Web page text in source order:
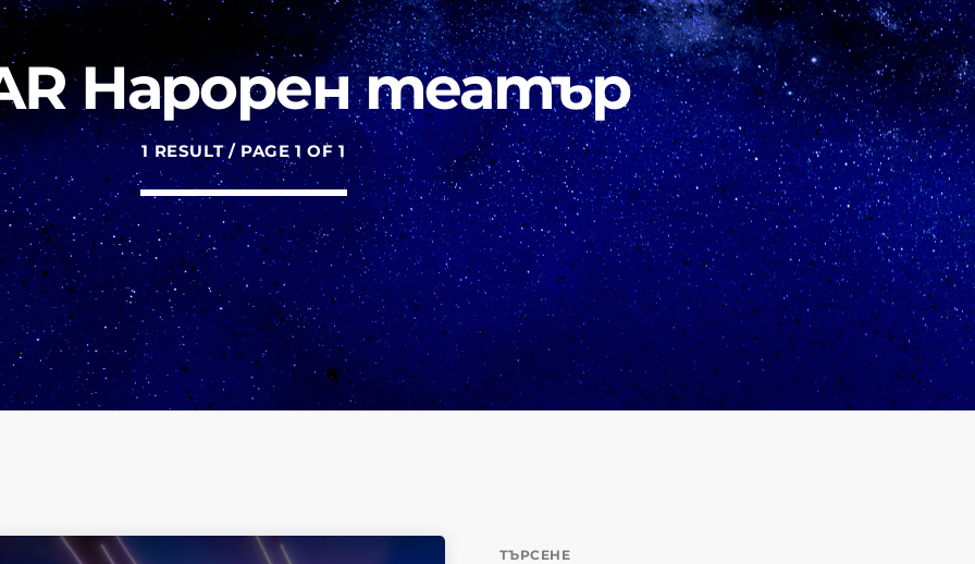
today АПРИЛ 18, 2022
НОВИНИ LUNAR FESTIVAL OF LIGHTS
Тринадесет емблематични столични сгради,
паркове и площади ще бъдат преобразени по
време LUNAR
Нарорен театър
1 RESULT / PAGE 1 OF 1
ТЪРСЕНЕ